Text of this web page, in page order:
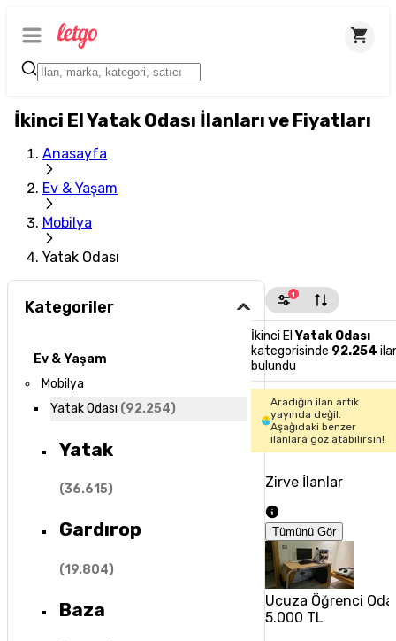
İkinci El Yatak Odası İlanları ve Fiyatları
Anasayfa
Ev & Yaşam
Mobilya
Yatak Odası
Kategoriler
Ev & Yaşam
Mobilya
Yatak Odası (92.254)
Yatak
(36.615)
Gardırop
(19.804)
Baza
1
İkinci ElYatak Odası
kategorisinde 92.254
bulundu
Aradığın ilan artık
yayında değil.
Aşağıdaki benzer
ilanlara göz atabilirsin!
Zirve İlanlar
Tümünü Gör
Ucuza Öğrenci Oda
5.000 TL